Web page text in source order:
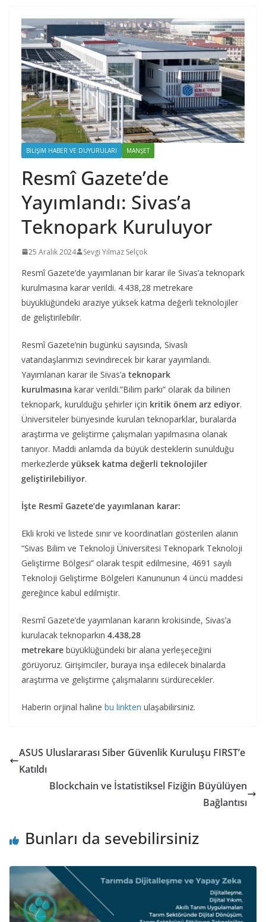
BILIŞIM HABER VE DUYURULARI MANŞET
Resmî Gazete’de
Yayımlandı: Sivas’a
Teknopark Kuruluyor
25 Aralık 2024 Sevgi Yılmaz Selçok
Resmî Gazete’de yayımlanan bir karar ile Sivas’a teknopark
kurulmasına karar verildi. 4.438,28 metrekare
büyüklüğündeki araziye yüksek katma değerli teknolojiler
de geliştirilebilir.
Resmî Gazete’nin bugünkü sayısında, Sivaslı
vatandaşlarımızı sevindirecek bir karar yayımlandı.
Yayımlanan karar ile Sivas’a teknopark
kurulmasına karar verildi.”Bilim parkı” olarak da bilinen
teknopark, kurulduğu şehirler için kritik önem arz ediyor.
Üniversiteler bünyesinde kurulan teknoparklar, buralarda
araştırma ve geliştirme çalışmaları yapılmasına olanak
tanıyor. Maddi anlamda da büyük desteklerin sunulduğu
merkezlerde yüksek katma değerli teknolojiler
geliştirilebiliyor.
İşte Resmî Gazete’de yayımlanan karar:
Ekli kroki ve listede sınır ve koordinatları gösterilen alanın
“Sivas Bilim ve Teknoloji Üniversitesi Teknopark Teknoloji
Geliştirme Bölgesi” olarak tespit edilmesine, 4691 sayılı
Teknoloji Geliştirme Bölgeleri Kanununun 4 üncü maddesi
gereğince kabul edilmiştir.
Resmî Gazete’de yayımlanan kararın krokisinde, Sivas’a
kurulacak teknoparkın 4.438,28
metrekare büyüklüğündeki bir alana yerleşeceğini
görüyoruz. Girişimciler, buraya inşa edilecek binalarda
araştırma ve geliştirme çalışmalarını sürdürecekler.
Haberin orjinal haline bu linkten ulaşabilirsiniz.
ASUS Uluslararası Siber Güvenlik Kuruluşu FIRST’e
Katıldı
Blockchain ve İstatistiksel Fiziğin Büyülüyen
Bağlantısı
Bunları da sevebilirsiniz